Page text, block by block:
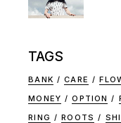
TAGS
BANK CARE
MONEY
OPTION
RING
ROOTS